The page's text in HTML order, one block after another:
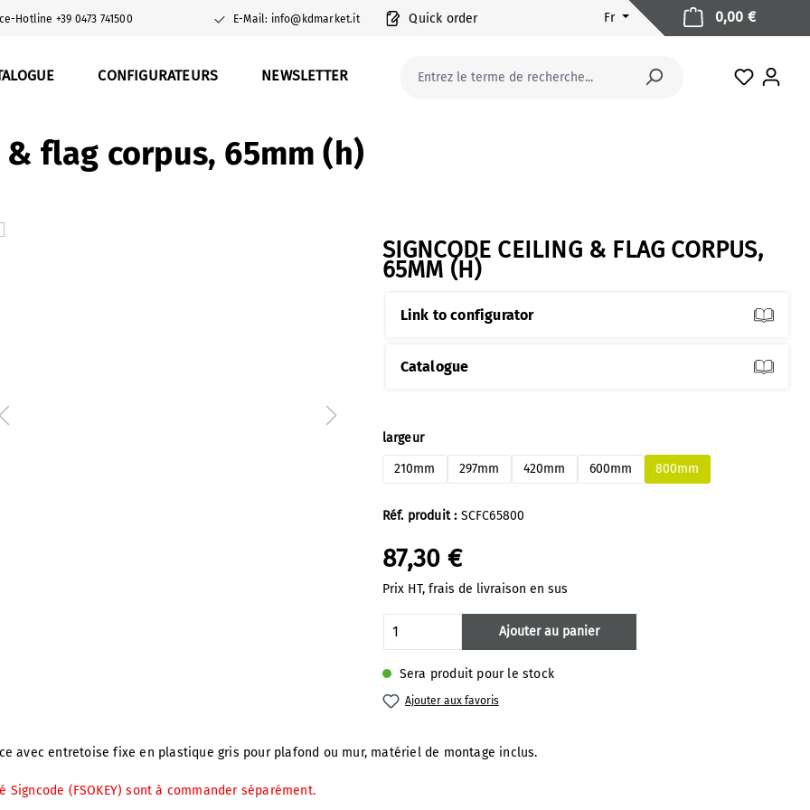
Hotline +39 0473 741500 E-Mail: info@kdmarket.it Quick order Fr
CONFIGURATEURS NEWSLETTER Vous
0,00 €Le
flag corpus, 65mm (h)
SIGNCODE CEILING & FLAG CORPUS,
65MM (H)
Link to configurator
Catalogue
Réf. produit : SCFC65800
87,30 €
Prix HT, frais de livraison en sus
Sera produit pour le stock
Sélectionnez
largeur
210mm
297mm 420mm 600mm 800mm
Quantité de produit : Entrez la quantité
Ajouter au panier
Ajouter aux favoris
avec entretoise fixe en plastique gris pour plafond ou mur, matériel de montage inclus.
(FSOKEY) sont à commander séparément.